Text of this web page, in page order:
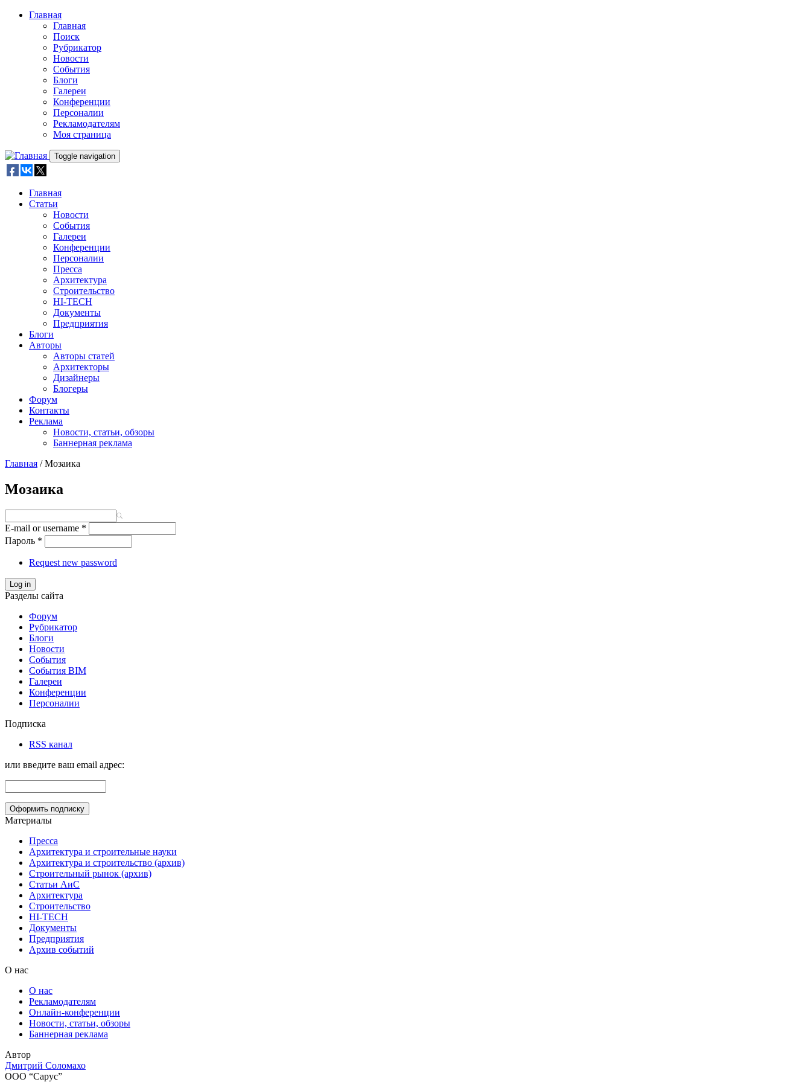
Skip to main content
Главная
Главная
Поиск
Рубрикатор
Новости
События
Блоги
Галереи
Конференции
Персоналии
Рекламодателям
Моя страница
Toggle navigation
Главная
Статьи
Новости
События
Галереи
Конференции
Персоналии
Пресса
Архитектура
Строительство
HI-TECH
Документы
Предприятия
Блоги
Авторы
Авторы статей
Архитекторы
Дизайнеры
Блогеры
Форум
Контакты
Реклама
Новости, статьи, обзоры
Баннерная реклама
Главная / Мозаика
Мозаика
E-mail or username *
Пароль *
Request new password
Log in
Разделы сайта
Форум
Рубрикатор
Блоги
Новости
События
События BIM
Галереи
Конференции
Персоналии
Подписка
RSS канал
или введите ваш email адрес:
Материалы
Пресса
Архитектура и строительные науки
Архитектура и строительство (архив)
Строительный рынок (архив)
Статьи АиС
Архитектура
Строительство
HI-TECH
Документы
Предприятия
Архив событий
О нас
О нас
Рекламодателям
Онлайн-конференции
Новости, статьи, обзоры
Баннерная реклама
Автор
Дмитрий Соломахо
ООО “Сарус”